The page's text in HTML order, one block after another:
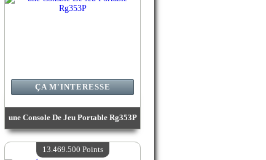
une Console De Jeu Portable Rg353P
Valeur :18 114 900 Points
Quantité Disponible :4
ÇA M'INTERESSE
13.469.500 Points